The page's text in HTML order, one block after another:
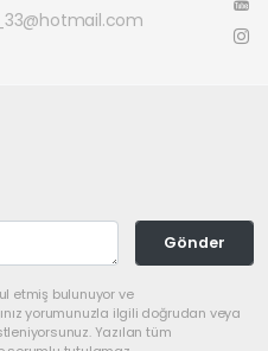
Gönder
etmiş bulunuyor ve
yorumunuzla ilgili doğrudan veya
Yazılan tüm